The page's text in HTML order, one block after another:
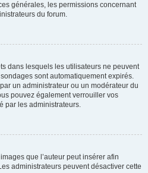
générales, les permissions concernant
du forum.
dans lesquels les utilisateurs ne peuvent
sont automatiquement expirés.
un administrateur ou un modérateur du
pouvez également verrouiller vos
par les administrateurs.
que l’auteur peut insérer afin
administrateurs peuvent désactiver cette